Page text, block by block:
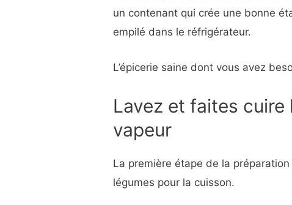
un contenant qui crée une bonne
empilé dans le réfrigérateur.
L’épicerie saine dont vous avez
Lavez et faites cuire
vapeur
La première étape de la
légumes pour la cuisson.